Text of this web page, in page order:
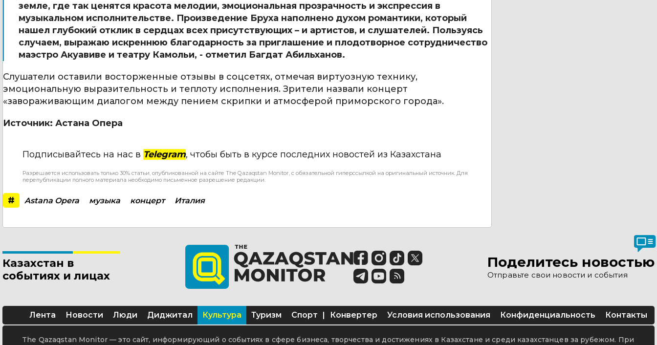
земле, где так ценятся красота мелодии, эмоциональная прозрачность и экспрессия в
музыкальном исполнительстве. Произведение Бруха наполнено духом романтики, который
нашел глубокий отклик в сердцах всех присутствующих – и артистов, и слушателей. Пользуясь
случаем, выражаю искреннюю благодарность за приглашение и плодотворное сотрудничество
маэстро Акуавиве и театру Камольи, - отметил Багдат Абильханов.
Слушатели оставили восторженные отзывы в соцсетях, отмечая виртуозную технику,
эмоциональную выразительность и теплоту исполнения. Зрители назвали концерт
«завораживающим диалогом между пением скрипки и атмосферой приморского города».
Источник: Астана Опера
Подписывайтесь на нас в Telegram, чтобы быть в курсе последних новостей из Казахстана
Разрешается использовать только 30% статьи, опубликованной на сайте The Qazaqstan Monitor, с обязательной гиперссылкой на оригинальный источник. Для
перепубликации полного материала необходимо письменное разрешение редакции.
# Astana Opera музыка концерт Италия
Казахстан в
событиях и лицах
Поделитесь новостью
Отправьте свои новости и события
Лента Новости Люди Диджитал Культура Туризм Спорт Конвертер Условия использования Конфиденциальность Контакты
The Qazaqstan Monitor — это сайт, информирующий о событиях в сфере бизнеса, творчества и достижениях в Казахстане и среди казахстанцев за рубежом. При